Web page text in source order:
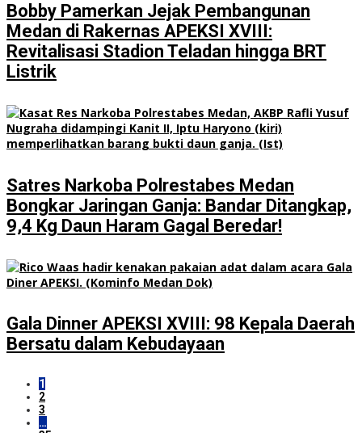
Bobby Pamerkan Jejak Pembangunan
Medan di Rakernas APEKSI XVIII:
Revitalisasi Stadion Teladan hingga BRT
Listrik
Satres Narkoba Polrestabes Medan
Bongkar Jaringan Ganja: Bandar Ditangkap,
9,4 Kg Daun Haram Gagal Beredar!
Gala Dinner APEKSI XVIII: 98 Kepala Daerah
Bersatu dalam Kebudayaan
1
2
3
…